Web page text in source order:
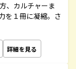
、カルチャーま
を１冊に凝縮。さ
詳細を見る